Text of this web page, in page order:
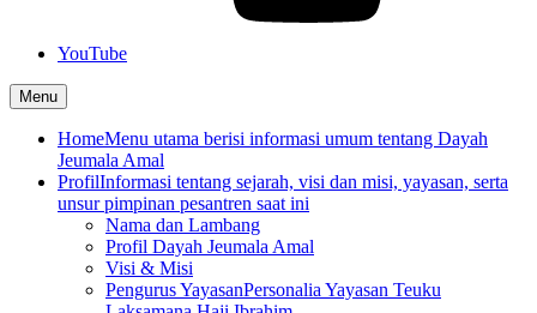
YouTube
Menu
HomeMenu utama berisi informasi umum tentang Dayah
Jeumala Amal
ProfilInformasi tentang sejarah, visi dan misi, yayasan, serta
unsur pimpinan pesantren saat ini
Nama dan Lambang
Profil Dayah Jeumala Amal
Visi & Misi
Pengurus YayasanPersonalia Yayasan Teuku